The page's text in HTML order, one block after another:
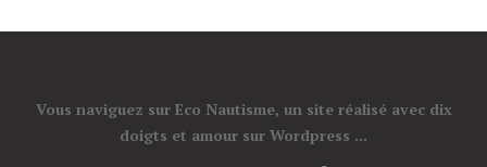
Vous naviguez sur Eco Nautisme, un site réalisé avec dix
doigts et amour sur Wordpress ...